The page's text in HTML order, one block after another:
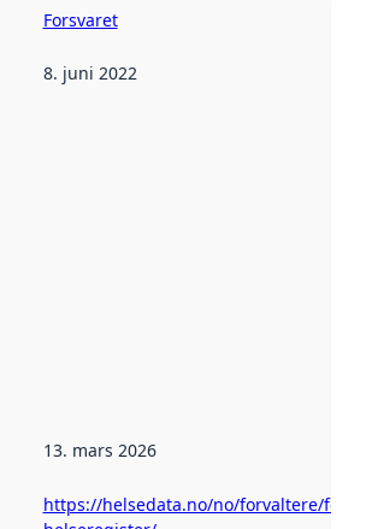
Forsvaret
datoen
vart
av
ha
om
8. juni 2022
13. mars 2026
https://helsedata.no/no/forvaltere/